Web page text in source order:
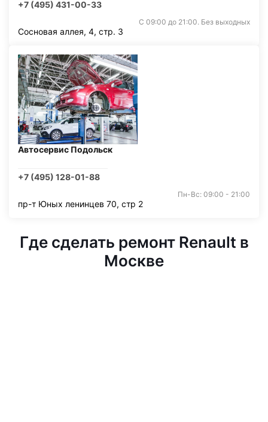
+7 (495) 431-00-33
С 09:00 до 21:00. Без выходных
Сосновая аллея, 4, стр. 3
Автосервис Подольск
+7 (495) 128-01-88
Пн-Вс: 09:00 - 21:00
пр-т Юных ленинцев 70, стр 2
Где сделать ремонт Renault в
Москве